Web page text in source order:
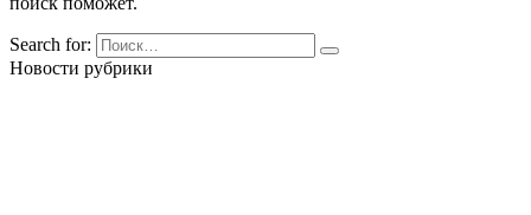
Search for:
Новости рубрики